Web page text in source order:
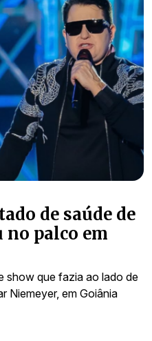
de saúde de
no palco em
show que fazia ao lado de
Niemeyer, em Goiânia